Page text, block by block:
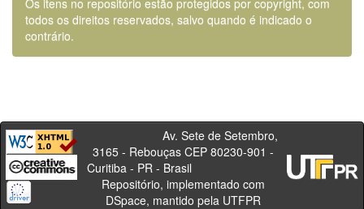
Os itens no repositório estão protegidos por copyright, com
todos os direitos reservados, salvo quando é indicado o
contrário.
Av. Sete de Setembro,
3165 - Rebouças CEP 80230-901 -
Curitiba - PR - Brasil
Repositório, implementado com
DSpace, mantido pela UTFPR